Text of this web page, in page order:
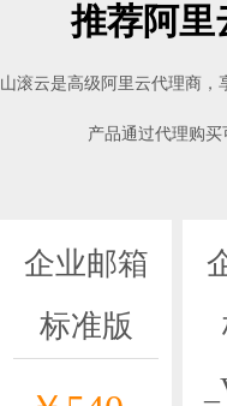
推荐阿里
山滚云是高级阿里云代理商，
产品通过代理购
企业邮箱
标准版